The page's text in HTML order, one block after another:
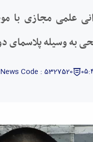
علمی مجازی با
به وسیله پلاسمای
News Code : 5327520